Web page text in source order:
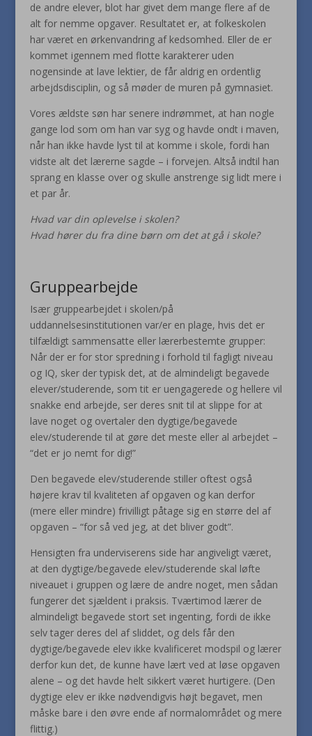
de andre elever, blot har givet dem mange flere af de
alt for nemme opgaver. Resultatet er, at folkeskolen
har været en ørkenvandring af kedsomhed. Eller de er
kommet igennem med flotte karakterer uden
nogensinde at lave lektier, de får aldrig en ordentlig
arbejdsdisciplin, og så møder de muren på gymnasiet.
Vores ældste søn har senere indrømmet, at han nogle
gange lod som om han var syg og havde ondt i maven,
når han ikke havde lyst til at komme i skole, fordi han
vidste alt det lærerne sagde – i forvejen. Altså indtil han
sprang en klasse over og skulle anstrenge sig lidt mere i
et par år.
Hvad var din oplevelse i skolen?
Hvad hører du fra dine børn om det at gå i skole?
Gruppearbejde
Især gruppearbejdet i skolen/på
uddannelsesinstitutionen var/er en plage, hvis det er
tilfældigt sammensatte eller lærerbestemte grupper:
Når der er for stor spredning i forhold til fagligt niveau
og IQ, sker der typisk det, at de almindeligt begavede
elever/studerende, som tit er uengagerede og hellere vil
snakke end arbejde, ser deres snit til at slippe for at
lave noget og overtaler den dygtige/begavede
elev/studerende til at gøre det meste eller al arbejdet –
“det er jo nemt for dig!”
Den begavede elev/studerende stiller oftest også
højere krav til kvaliteten af opgaven og kan derfor
(mere eller mindre) frivilligt påtage sig en større del af
opgaven – “for så ved jeg, at det bliver godt”.
Hensigten fra underviserens side har angiveligt været,
at den dygtige/begavede elev/studerende skal løfte
niveauet i gruppen og lære de andre noget, men sådan
fungerer det sjældent i praksis. Tværtimod lærer de
almindeligt begavede stort set ingenting, fordi de ikke
selv tager deres del af sliddet, og dels får den
dygtige/begavede elev ikke kvalificeret modspil og lærer
derfor kun det, de kunne have lært ved at løse opgaven
alene – og det havde helt sikkert været hurtigere. (Den
dygtige elev er ikke nødvendigvis højt begavet, men
måske bare i den øvre ende af normalområdet og mere
flittig.)